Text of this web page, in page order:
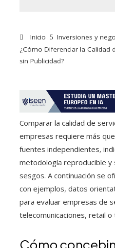
Inicio
Inversiones y
¿Cómo Diferenciar la Calidad
sin Publicidad?
Comparar la calidad de
empresas requiere más
fuentes independientes,
metodología reproducible
sesgos. A continuación se
con ejemplos, datos
para evaluar empresas de
telecomunicaciones, retail
Cómo